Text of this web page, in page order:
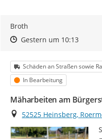
Broth
Zeitpunkt des Erstellens
Zeitpunkt des Erstellens
Gestern um 10:13Zur
Kategorie
Schäden an Straßen sowie
Status
In Bearbeitung
Mäharbeiten am
Ort
52525 Heinsberg,